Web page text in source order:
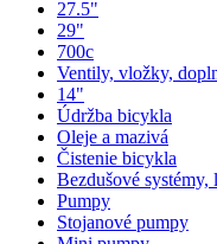
27.5"
29"
700c
Ventily, vložky,
14"
Údržba bicykla
Oleje a mazivá
Čistenie bicykla
Bezdušové
Pumpy
Stojanové pumpy